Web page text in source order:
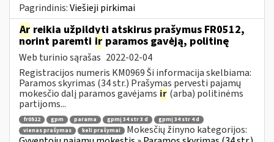
Pagrindinis:Viešieji pirkimai
Ar reikia užpildyti atskirus prašymus FR0512,
norint paremti ir paramos gavėją, politinę
Web turinio sąrašas 2022-02-04
Registracijos numeris KM0969 Ši informacija skelbiama:
Paramos skyrimas (34 str.) Prašymas pervesti pajamų
mokesčio dalį paramos gavėjams ir (arba) politinėms
partijoms...
fr0512 gpm parama gpmį 34 str 3 d
gpmį 34 str 4 d
vienas prašymas
keli prašymai
Mokesčių žinyno kategorijos: